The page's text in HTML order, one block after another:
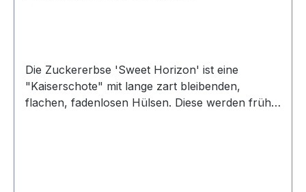
Die Zuckererbse 'Sweet Horizon' ist eine
"Kaiserschote" mit lange zart bleibenden,
flachen, fadenlosen Hülsen. Diese werden früh,